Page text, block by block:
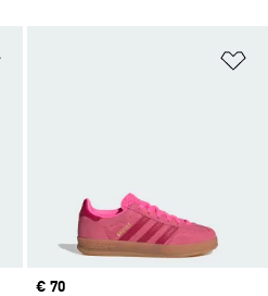
Προσθήκη στη Λίστα Επιθυμιών
Price
€ 70